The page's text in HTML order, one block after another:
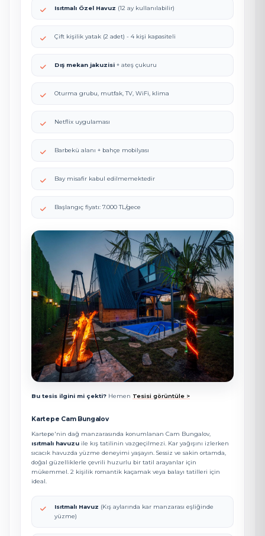
Isıtmalı Özel Havuz (12 ay kullanılabilir)
Çift kişilik yatak (2 adet) - 4 kişi kapasiteli
Dış mekan jakuzisi + ateş çukuru
Oturma grubu, mutfak, TV, WiFi, klima
Netflix uygulaması
Barbekü alanı + bahçe mobilyası
Bay misafir kabul edilmemektedir
Başlangıç fiyatı: 7.000 TL/gece
Bu tesis ilgini mi çekti? Hemen Tesisi görüntüle >
Kartepe Cam Bungalov
Kartepe'nin dağ manzarasında konumlanan Cam Bungalov,
ısıtmalı havuzu ile kış tatilinin vazgeçilmezi. Kar yağışını izlerken
sıcacık havuzda yüzme deneyimi yaşayın. Sessiz ve sakin ortamda,
doğal güzelliklerle çevrili huzurlu bir tatil arayanlar için
mükemmel. 2 kişilik romantik kaçamak veya balayı tatilleri için
ideal.
Isıtmalı Havuz (Kış aylarında kar manzarası eşliğinde
yüzme)